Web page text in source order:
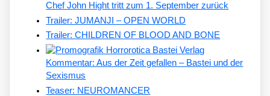
Chef John Hight tritt zum 1. September zurück
Trailer: JUMANJI – OPEN WORLD
Trailer: CHILDREN OF BLOOD AND BONE
Kommentar: Aus der Zeit gefallen – Bastei und der
Sexismus
Teaser: NEUROMANCER